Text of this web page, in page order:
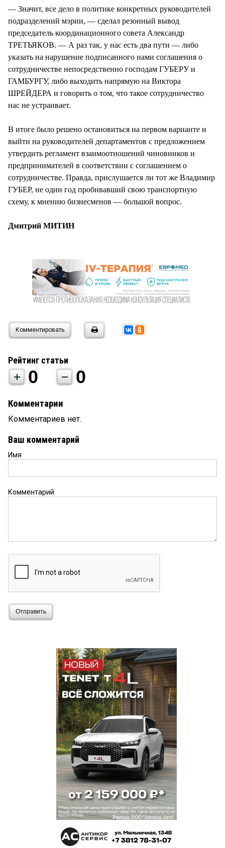
— Значит, все дело в политике конкретных руководителей
подразделений мэрии, — сделал резонный вывод
председатель координационного совета Александр
ТРЕТЬЯКОВ. — А раз так, у нас есть два пути — либо
указать на нарушение подписанного нами соглашения о
сотрудничестве непосредственно господам ГУБЕРУ и
ГАМБУРГУ, либо выходить напрямую на Виктора
ШРЕЙДЕРА и говорить о том, что такое сотрудничество
нас не устраивает.
В итоге было решено остановиться на первом варианте и
выйти на руководителей департаментов с предложением
утвердить регламент взаимоотношений чиновников и
предпринимателей в соответствии с соглашением о
сотрудничестве. Правда, прислушается ли тот же Владимир
ГУБЕР, не один год пробивавший свою транспортную
схему, к мнению бизнесменов — большой вопрос.
Дмитрий МИТИН
Комментировать
Рейтинг статьи
0 0
Комментарии
Комментариев нет.
Ваш комментарий
Имя
Комментарий
Отправить